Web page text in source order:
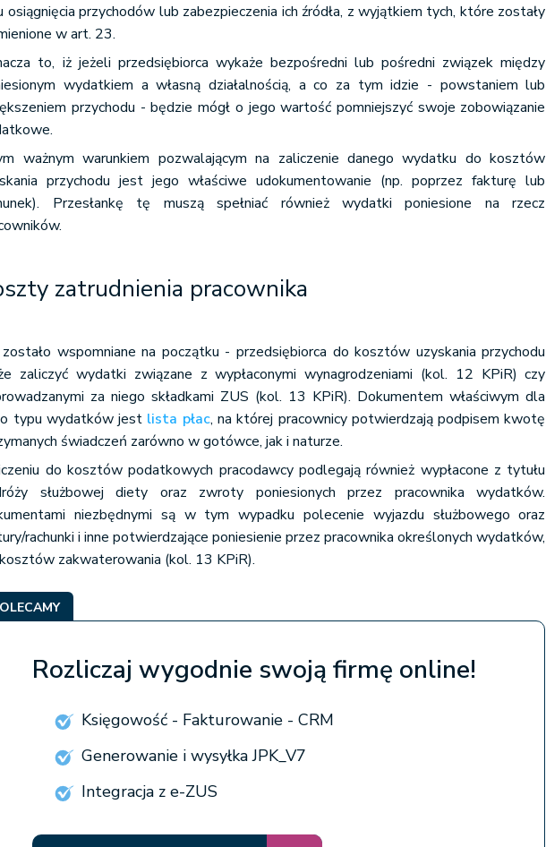
osiągnięcia przychodów lub zabezpieczenia ich źródła, z wyjątkiem tych, które zostały
w art. 23.
to, iż jeżeli przedsiębiorca wykaże bezpośredni lub pośredni związek między
wydatkiem a własną działalnością, a co za tym idzie - powstaniem lub
przychodu - będzie mógł o jego wartość pomniejszyć swoje zobowiązanie
ważnym warunkiem pozwalającym na zaliczenie danego wydatku do kosztów
przychodu jest jego właściwe udokumentowanie (np. poprzez fakturę lub
Przesłankę tę muszą spełniać również wydatki poniesione na rzecz
zatrudnienia pracownika
zostało wspomniane na początku - przedsiębiorca do kosztów uzyskania przychodu
zaliczyć wydatki związane z wypłaconymi wynagrodzeniami (kol. 12 KPiR) czy
za niego składkami ZUS (kol. 13 KPiR). Dokumentem właściwym dla
typu wydatków jest lista płac, na której pracownicy potwierdzają podpisem kwotę
świadczeń zarówno w gotówce, jak i naturze.
do kosztów podatkowych pracodawcy podlegają również wypłacone z tytułu
służbowej diety oraz zwroty poniesionych przez pracownika wydatków.
niezbędnymi są w tym wypadku polecenie wyjazdu służbowego oraz
rachunki i inne potwierdzające poniesienie przez pracownika określonych wydatków,
zakwaterowania (kol. 13 KPiR).
Rozliczaj wygodnie swoją firmę online!
Księgowość - Fakturowanie - CRM
Generowanie i wysyłka JPK_V7
Integracja z e-ZUS